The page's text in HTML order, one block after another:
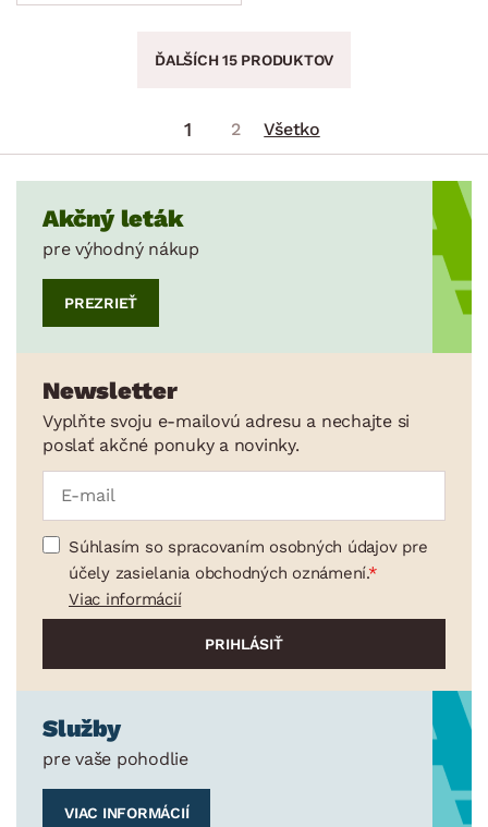
ĎALŠÍCH 15 PRODUKTOV
1 2 Všetko
Akčný leták
pre výhodný nákup
PREZRIEŤ
Newsletter
Vyplňte svoju e-mailovú adresu a nechajte si
poslať akčné ponuky a novinky.
Súhlasím so spracovaním osobných údajov pre
účely zasielania obchodných oznámení.
Viac informácií
Služby
pre vaše pohodlie
VIAC INFORMÁCIÍ